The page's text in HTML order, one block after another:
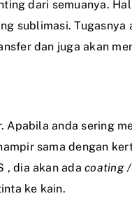
dari semuanya.
sublimasi.
dan juga akan
anda sering
sama dengan
, dia akan adacoating /
ke kain.